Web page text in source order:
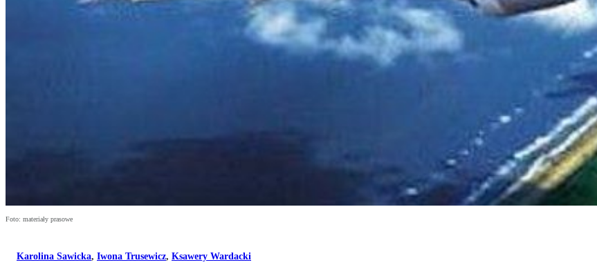
Foto: materiały prasowe
Karolina Sawicka, Iwona Trusewicz, Ksawery Wardacki